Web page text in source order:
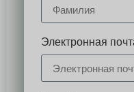
Электронная